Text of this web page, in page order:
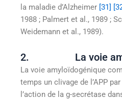
la maladie d’Alzheimer [31]
1988 ; Palmert et al., 1989 ;
Weidemann et al., 1989).
2. La voie
La voie amyloïdogénique
temps un clivage de l’APP
l’action de la g-secrétase